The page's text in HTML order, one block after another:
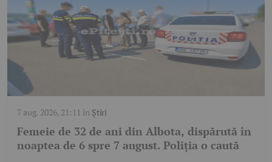
7 aug. 2026, 21:11 în Știri
Femeie de 32 de ani din Albota, dispărută în
noaptea de 6 spre 7 august. Poliția o caută